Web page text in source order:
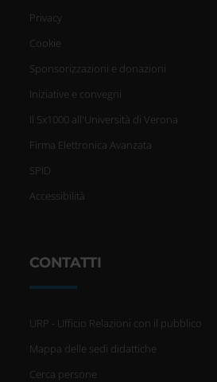
Privacy
Cookie
Sponsorizzazioni e donazioni
Iniziative e convegni
Il 5x1000 all'Università di Verona
Firma Elettronica Avanzata
SPID
Accessibilità
CONTATTI
URP - Ufficio Relazioni con il pubblico
Mappa delle sedi didattiche
Cerca persone